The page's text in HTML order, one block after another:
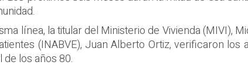
línea, la titular del Ministerio de Vivienda (MIVI),
(INABVE), Juan Alberto Ortiz, verificaron
de los años 80.